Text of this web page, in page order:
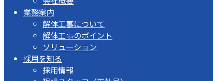
業務案内
解体工事について
解体工事のポイント
ソリューション
採用を知る
採用情報